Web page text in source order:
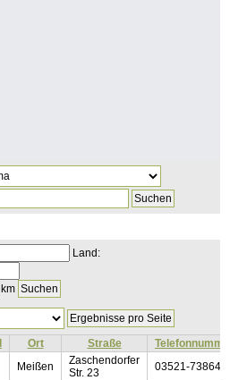
Land:
km
Ort Straße
Telefonnummer
Meißen
Zaschendorfer
Str. 23
03521-738648